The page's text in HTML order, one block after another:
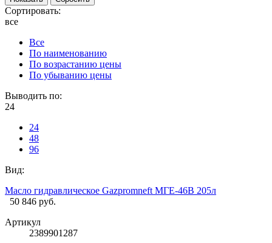
Сортировать:
все
Все
По наименованию
По возрастанию цены
По убыванию цены
Выводить по:
24
24
48
96
Вид:
Масло гидравлическое Gazpromneft МГЕ-46В 205л
50 846 руб.
Артикул
2389901287